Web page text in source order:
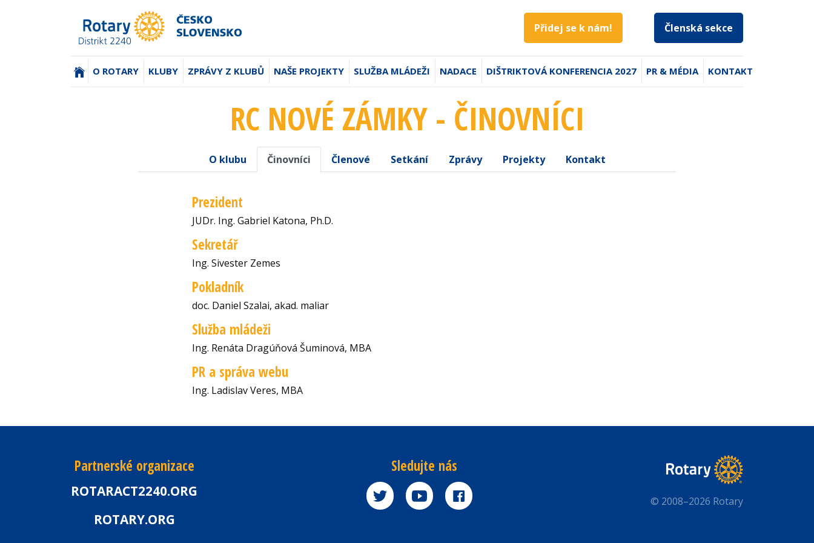
Přidej se k nám! Členská sekce
(AKTUÁLNÍ)
O ROTARY KLUBY ZPRÁVY Z KLUBŮ NAŠE PROJEKTY SLUŽBA MLÁDEŽI NADACE DIŠTRIKTOVÁ KONFERENCIA 2027 PR & MÉDIA KONTAKT
RC NOVÉ ZÁMKY - ČINOVNÍCI
O klubu Činovníci Členové Setkání Zprávy Projekty Kontakt
Prezident
JUDr. Ing. Gabriel Katona, Ph.D.
Sekretář
Ing. Sivester Zemes
Pokladník
doc. Daniel Szalai, akad. maliar
Služba mládeži
Ing. Renáta Dragúňová Šuminová, MBA
PR a správa webu
Ing. Ladislav Veres, MBA
Partnerské organizace
ROTARACT2240.ORG
ROTARY.ORG
Sledujte nás
© 2008–2026 Rotary